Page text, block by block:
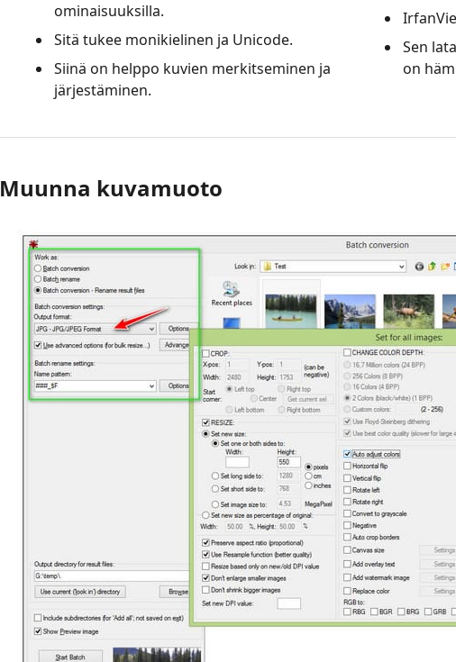
ominaisuuksilla.
Sitä tukee monikielinen ja Unicode.
Siinä on helppo kuvien merkitseminen ja
järjestäminen.
Sen
on
Muunna kuvamuoto